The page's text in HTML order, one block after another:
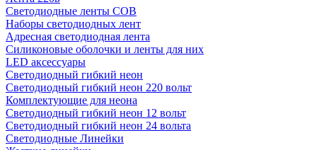
Светодиодные ленты COB
Наборы светодиодных лент
Адресная светодиодная лента
Силиконовые оболочки и ленты для них
LED аксессуары
Светодиодный гибкий неон
Светодиодный гибкий неон 220 вольт
Комплектующие для неона
Светодиодный гибкий неон 12 вольт
Светодиодный гибкий неон 24 вольта
Светодиодные Линейки